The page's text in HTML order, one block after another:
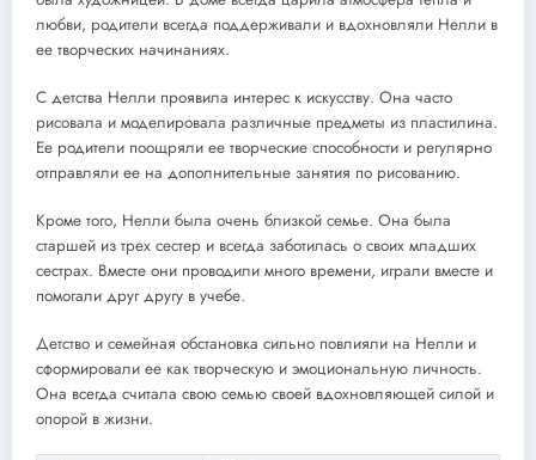
любви, родители всегда поддерживали и вдохновляли Нелли в
ее творческих начинаниях.
С детства Нелли проявила интерес к искусству. Она часто
рисовала и моделировала различные предметы из пластилина.
Ее родители поощряли ее творческие способности и регулярно
отправляли ее на дополнительные занятия по рисованию.
Кроме того, Нелли была очень близкой семье. Она была
старшей из трех сестер и всегда заботилась о своих младших
сестрах. Вместе они проводили много времени, играли вместе и
помогали друг другу в учебе.
Детство и семейная обстановка сильно повлияли на Нелли и
сформировали ее как творческую и эмоциональную личность.
Она всегда считала свою семью своей вдохновляющей силой и
опорой в жизни.